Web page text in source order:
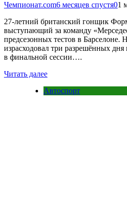
Чемпионат.com6 месяцев спустя01
27-летний британский гонщик
выступающий за команду
предсезонных тестов в Барселоне.
израсходовал три разрешённых
в финальной сессии….
Читать далее
Автоспорт